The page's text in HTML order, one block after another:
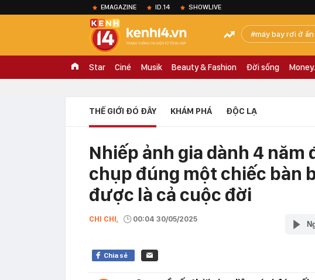
EMAGAZINE ID.14 SHOWLIVE
máy bay rơi ở ấn
Star Ciné Musik Beauty & Fashion Đời sống
THẾ GIỚI ĐÓ ĐÂY KHÁM PHÁ ĐỘC LẠ
Nhiếp ảnh gia dành 4 năm
chụp đúng một chiếc bàn
được là cả cuộc đời
CHI CHI, 00:04 30/05/2025
Chia sẻ